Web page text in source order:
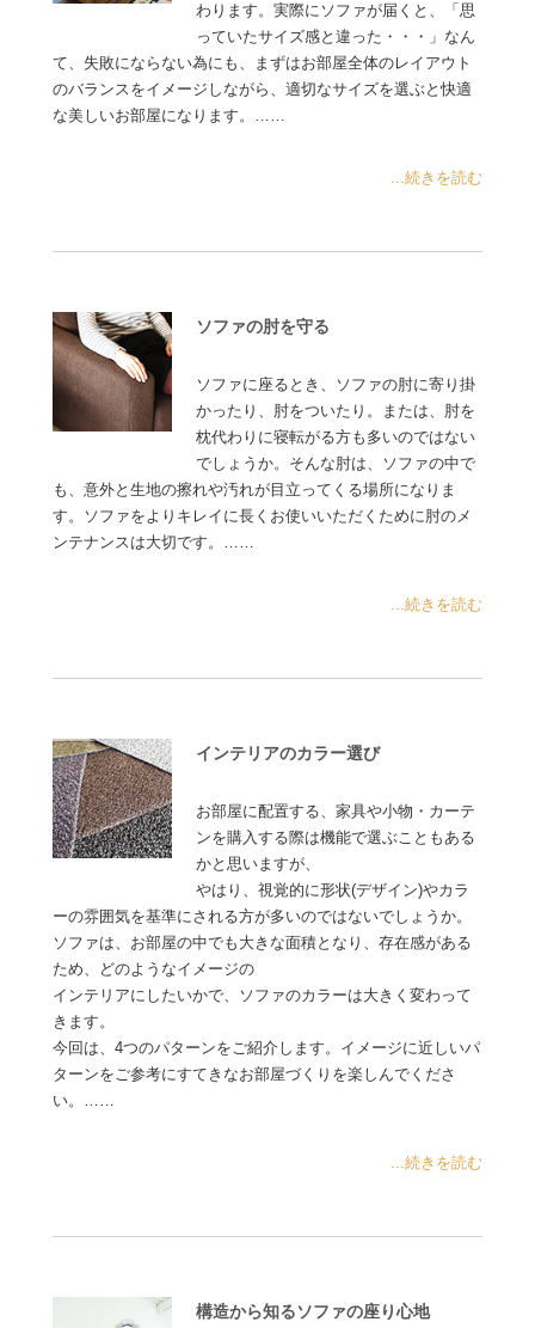
わります。実際にソファが届くと、「思
っていたサイズ感と違った・・・」なん
て、失敗にならない為にも、まずはお部屋全体のレイアウト
のバランスをイメージしながら、適切なサイズを選ぶと快適
な美しいお部屋になります。……
...続きを読む
ソファの肘を守る
ソファに座るとき、ソファの肘に寄り掛
かったり、肘をついたり。または、肘を
枕代わりに寝転がる方も多いのではない
でしょうか。そんな肘は、ソファの中で
も、意外と生地の擦れや汚れが目立ってくる場所になりま
す。ソファをよりキレイに長くお使いいただくために肘のメ
ンテナンスは大切です。……
...続きを読む
インテリアのカラー選び
お部屋に配置する、家具や小物・カーテ
ンを購入する際は機能で選ぶこともある
かと思いますが、
やはり、視覚的に形状(デザイン)やカラ
ーの雰囲気を基準にされる方が多いのではないでしょうか。
ソファは、お部屋の中でも大きな面積となり、存在感がある
ため、どのようなイメージの
インテリアにしたいかで、ソファのカラーは大きく変わって
きます。
今回は、4つのパターンをご紹介します。イメージに近しいパ
ターンをご参考にすてきなお部屋づくりを楽しんでくださ
い。……
...続きを読む
構造から知るソファの座り心地